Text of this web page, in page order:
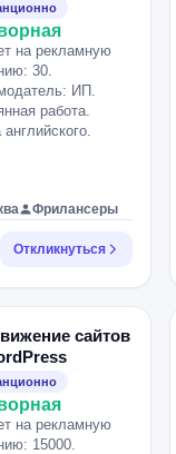
на рекламную
30.
ИП.
работа.
Фрилансеры
Откликнуться
сайтов
на рекламную
15000.